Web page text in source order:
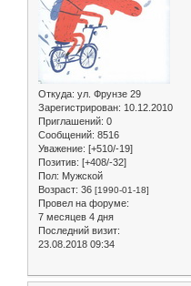
Откуда: ул. Фрунзе 29
Зарегистрирован: 10.12.2010
Приглашений: 0
Сообщений: 8516
Уважение: [+510/-19]
Позитив: [+408/-32]
Пол: Мужской
Возраст: 36 [1990-01-18]
Провел на форуме:
7 месяцев 4 дня
Последний визит:
23.08.2018 09:34